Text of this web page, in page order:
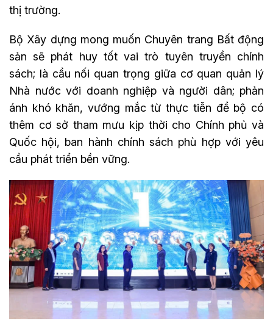
thị trường.
Bộ Xây dựng mong muốn Chuyên trang Bất động
sản sẽ phát huy tốt vai trò tuyên truyền chính
sách; là cầu nối quan trọng giữa cơ quan quản lý
Nhà nước với doanh nghiệp và người dân; phản
ánh khó khăn, vướng mắc từ thực tiễn để bộ có
thêm cơ sở tham mưu kịp thời cho Chính phủ và
Quốc hội, ban hành chính sách phù hợp với yêu
cầu phát triển bền vững.